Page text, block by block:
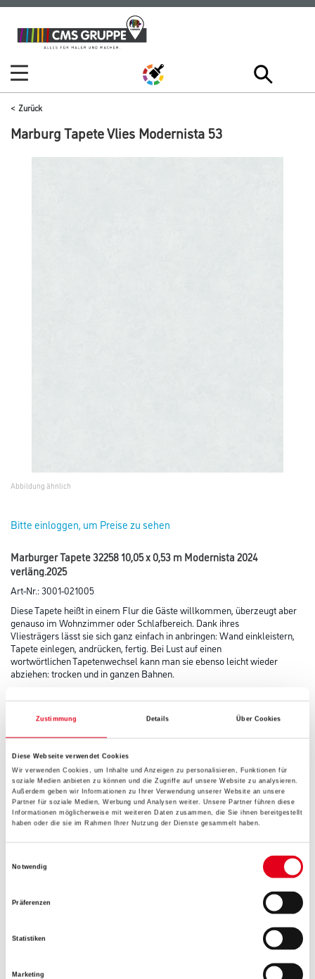
Zustimmung Details Über Cookies
Diese Webseite verwendet Cookies
Wir verwenden Cookies, um Inhalte und Anzeigen zu personalisieren, Funktionen für
soziale Medien anbieten zu können und die Zugriffe auf unsere Website zu analysieren.
Außerdem geben wir Informationen zu Ihrer Verwendung unserer Website an unsere
Partner für soziale Medien, Werbung und Analysen weiter. Unsere Partner führen diese
Informationen möglicherweise mit weiteren Daten zusammen, die Sie ihnen bereitgestellt
haben oder die sie im Rahmen Ihrer Nutzung der Dienste gesammelt haben.
Notwendig
Präferenzen
Statistiken
Marketing
Zum
Inhalt
Zum
Navigationsmenü
Zurück
Marburg Tapete Vlies Modernista 53
Abbildung ähnlich
Bitte einloggen, um Preise zu sehen
Marburger Tapete 32258 10,05 x 0,53 m Modernista 2024
verläng.2025
Art-Nr.:3001-021005
Diese Tapete heißt in einem Flur die Gäste willkommen, überzeugt aber
genauso im Wohnzimmer oder Schlafbereich. Dank ihres
Vliesträgers lässt sie sich ganz einfach in anbringen: Wand einkleistern,
Tapete einlegen, andrücken, fertig. Bei Lust auf einen
wortwörtlichen Tapetenwechsel kann man sie ebenso leicht wieder
abziehen: trocken und in ganzen Bahnen.
Farbtonbezeichnung
Gebinde